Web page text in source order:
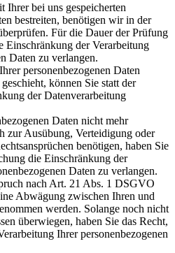
Ihrer bei uns gespeicherten
bestreiten, benötigen wir in der
Für die Dauer der Prüfung
Einschränkung der Verarbeitung
Daten zu verlangen.
personenbezogenen Daten
können Sie statt der
der Datenverarbeitung
Daten nicht mehr
zur Ausübung, Verteidigung oder
benötigen, haben Sie
die Einschränkung der
Daten zu verlangen.
nach Art. 21 Abs. 1 DSGVO
Abwägung zwischen Ihren und
werden. Solange noch nicht
überwiegen, haben Sie das Recht,
Ihrer personenbezogenen